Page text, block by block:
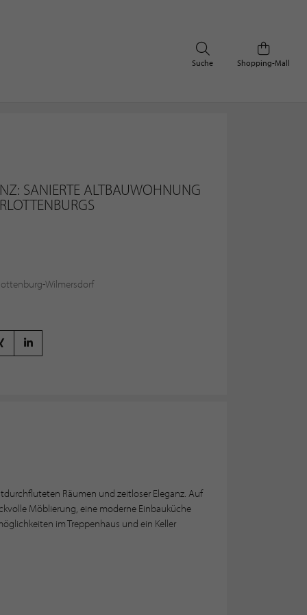
Shopping-Mall
Suche
SANIERTE ALTBAUWOHNUNG
Wilmersdorf
Räumen und zeitloser Eleganz. Auf
Möblierung, eine moderne Einbauküche
im Treppenhaus und ein Keller